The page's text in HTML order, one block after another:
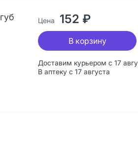
Доставим курьером с 17
В аптеку с 17 августа
Цена 152 ₽
В корзину